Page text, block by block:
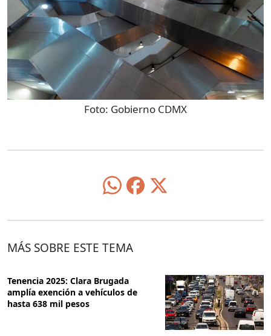
Foto: Gobierno CDMX
MÁS SOBRE ESTE TEMA
Tenencia 2025: Clara Brugada
amplía exención a vehículos de
hasta 638 mil pesos